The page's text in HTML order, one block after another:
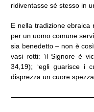
ridiventasse sé stesso in
E nella tradizione ebraica
per un uomo comune
sia benedetto – non è
vasi rotti: ‘il Signore è
34,19); ‘egli guarisce i
disprezza un cuore